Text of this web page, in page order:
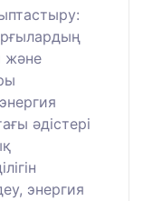
және
әдістері
энергия